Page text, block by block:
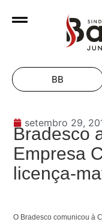
BB
setembro 29,
Bradesco
Empresa
licença-
O Bradesco comunicou à